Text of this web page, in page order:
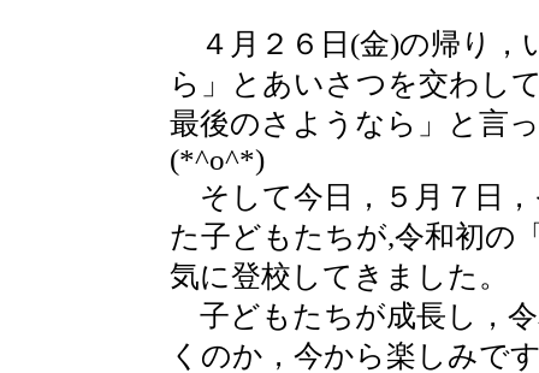
４月２６日(金)の帰り，
ら」とあいさつを交わし
最後のさようなら」と言
(*^o^*)
そして今日，５月７日
た子どもたちが,令和初の
気に登校してきました。
子どもたちが成長し，
くのか，今から楽しみで